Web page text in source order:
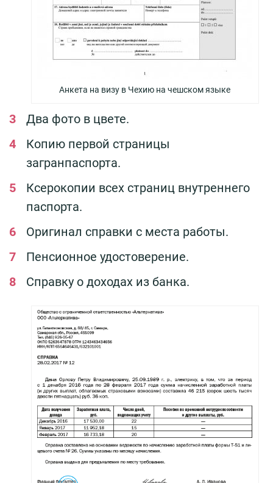
Анкета на визу в Чехию на чешском языке
Два фото в цвете.
Копию первой страницы
загранпаспорта.
Ксерокопии всех страниц внутреннего
паспорта.
Оригинал справки с места работы.
Пенсионное удостоверение.
Справку о доходах из банка.